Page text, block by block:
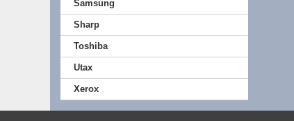
Samsung
Sharp
Toshiba
Utax
Xerox